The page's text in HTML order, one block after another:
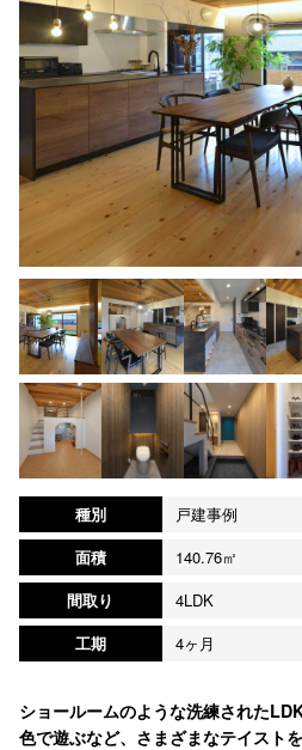
種別
戸建事例
面積
140.76㎡
間取り
4LDK
工期
4ヶ月
ショールームのような洗練された
色で遊ぶなど、さまざまなテイスト